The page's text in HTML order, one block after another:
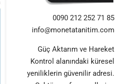
0090 212 252 71 85
info@monetatanitim.com
Güç Aktarım ve Hareket
Kontrol alanındaki küresel
yeniliklerin güvenilir adresi.